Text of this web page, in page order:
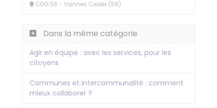
CDG 56 - Vannes Cedex (56)
Dans la même catégorie
Agir en équipe : avec les services, pour les
citoyens
Communes et intercommunalité : comment
mieux collaborer ?